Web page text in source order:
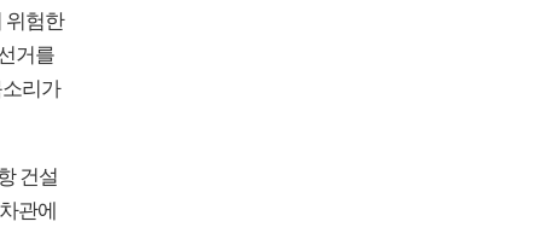
위험한
거를
리가
건설
관에